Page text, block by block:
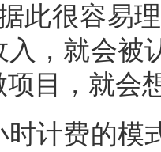
此很容易
，就会被
目，就会
时计费的模